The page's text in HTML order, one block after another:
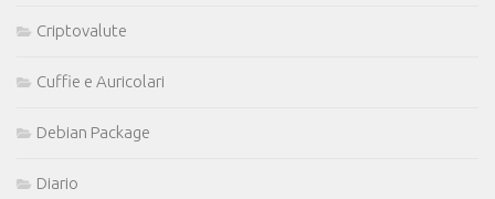
Criptovalute
Cuffie e Auricolari
Debian Package
Diario